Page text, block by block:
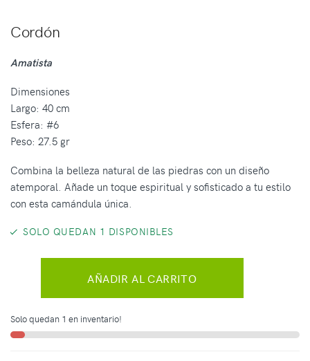
Cordón
Amatista
Dimensiones
Largo: 40 cm
Esfera: #6
Peso: 27.5 gr
Combina la belleza natural de las piedras con un diseño
atemporal. Añade un toque espiritual y sofisticado a tu estilo
con esta camándula única.
SOLO QUEDAN 1 DISPONIBLES
AÑADIR AL CARRITO
Solo quedan 1 en inventario!